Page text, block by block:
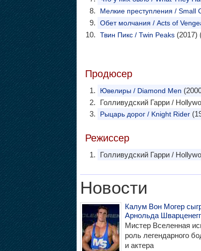
Мелкие преступления / Small
Обет молчания / Acts of
Твин Пикс / Twin Peaks(2017)
Продюсер
Ювелиры / Diamond Men
Голливудский Гарри /
Рыцарь дорог / Knight Rider
Режиссер
Голливудский Гарри /
Новости
Калум Вон Могер
Арнольда
Мистер Вселенная
роль легендарного
и актера